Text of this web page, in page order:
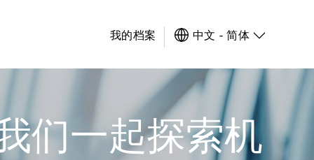
我的档案 中文 - 简体
们一起探索机